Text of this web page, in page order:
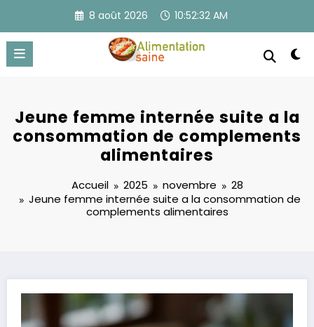
contenu
8 août 2026 10:52:32 AM
Jeune femme internée suite a la
consommation de complements
alimentaires
Accueil 2025 novembre
28
Jeune femme internée suite a la consommation de
complements alimentaires